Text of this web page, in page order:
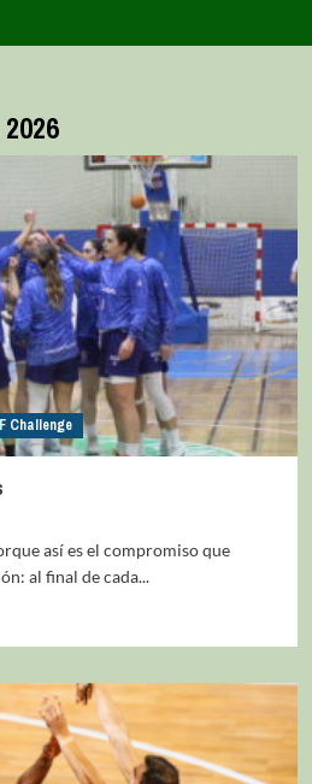
Challenge
así es el compromiso que
al final de cada...